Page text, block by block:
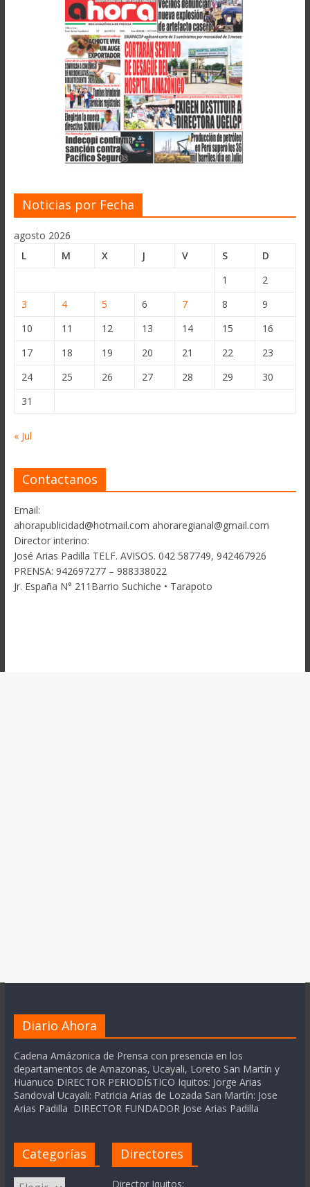
Noticias por Fecha
agosto 2026
L
M X J V S
D
1
2
3
4 5 6 7 8
9
10
11 12 13 14 15
16
17
18 19 20 21 22
23
24
25 26 27 28 29
30
31
« Jul
Contactanos
Email:
ahorapublicidad@hotmail.com ahoraregianal@gmail.com
Director interino:
José Arias Padilla TELF. AVISOS. 042 587749, 942467926
PRENSA: 942697277 – 988338022
Jr. España N° 211Barrio Suchiche • Tarapoto
Diario Ahora
Cadena Amázonica de Prensa con presencia en los
departamentos de Amazonas, Ucayali, Loreto San Martín y
Huanuco DIRECTOR PERIODÍSTICO Iquitos: Jorge Arias
Sandoval Ucayali: Patricia Arias de Lozada San Martín: Jose
Arias Padilla DIRECTOR FUNDADOR Jose Arias Padilla
Categorías
Categorías
Directores
Director Iquitos: